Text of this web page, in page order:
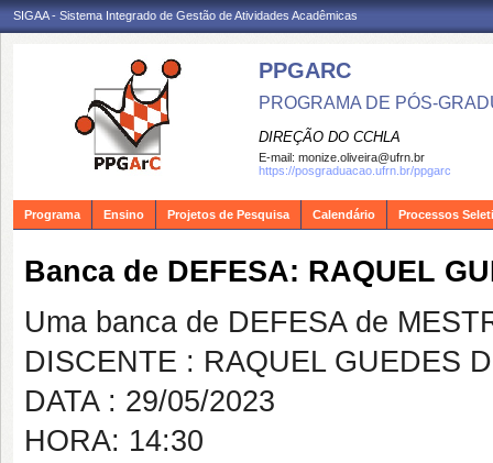
SIGAA - Sistema Integrado de Gestão de Atividades Acadêmicas
PPGARC
PROGRAMA DE PÓS-
DIREÇÃO DO CCHLA
E-mail: monize.oliveira@ufrn.br
https://posgraduacao.ufrn.br/ppgarc
Programa Ensino Projetos de Pesquisa Calendário Processos
Banca de DEFESA: RAQUEL
Uma banca de DEFESA de
DISCENTE : RAQUEL GUEDES
DATA : 29/05/2023
HORA: 14:30